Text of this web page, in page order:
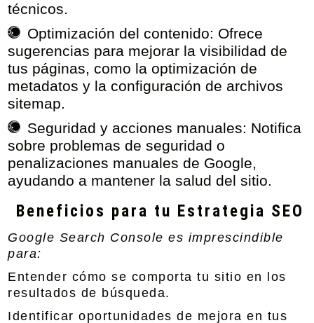
técnicos.
Optimización del contenido: Ofrece
sugerencias para mejorar la visibilidad de
tus páginas, como la optimización de
metadatos y la configuración de archivos
sitemap.
Seguridad y acciones manuales: Notifica
sobre problemas de seguridad o
penalizaciones manuales de Google,
ayudando a mantener la salud del sitio.
Beneficios para tu Estrategia SEO
Google Search Console es imprescindible
para:
Entender cómo se comporta tu sitio en los
resultados de búsqueda.
Identificar oportunidades de mejora en tus